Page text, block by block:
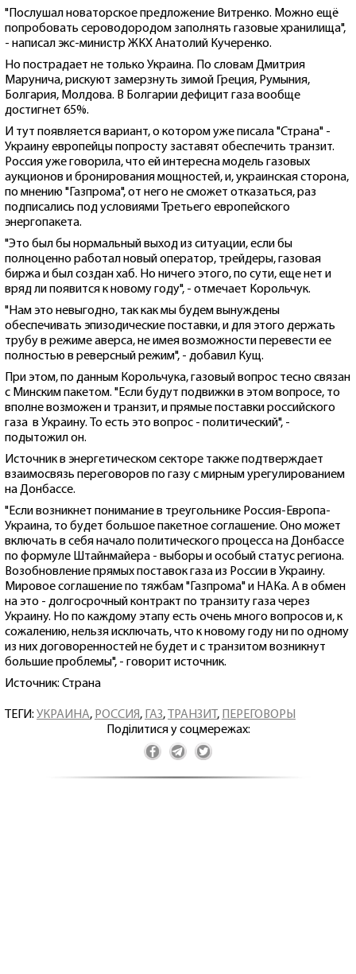
"Послушал новаторское предложение Витренко. Можно ещё
попробовать сероводородом заполнять газовые хранилища",
- написал экс-министр ЖКХ Анатолий Кучеренко.
Но пострадает не только Украина. По словам Дмитрия
Марунича, рискуют замерзнуть зимой Греция, Румыния,
Болгария, Молдова. В Болгарии дефицит газа вообще
достигнет 65%.
И тут появляется вариант, о котором уже писала "Страна" -
Украину европейцы попросту заставят обеспечить транзит.
Россия уже говорила, что ей интересна модель газовых
аукционов и бронирования мощностей, и, украинская сторона,
по мнению "Газпрома", от него не сможет отказаться, раз
подписались под условиями Третьего европейского
энергопакета.
"Это был бы нормальный выход из ситуации, если бы
полноценно работал новый оператор, трейдеры, газовая
биржа и был создан хаб. Но ничего этого, по сути, еще нет и
вряд ли появится к новому году", - отмечает Корольчук.
"Нам это невыгодно, так как мы будем вынуждены
обеспечивать эпизодические поставки, и для этого держать
трубу в режиме аверса, не имея возможности перевести ее
полностью в реверсный режим", - добавил Кущ.
При этом, по данным Корольчука, газовый вопрос тесно связан
с Минским пакетом. "Если будут подвижки в этом вопросе, то
вполне возможен и транзит, и прямые поставки российского
газа в Украину. То есть это вопрос - политический", -
подытожил он.
Источник в энергетическом секторе также подтверждает
взаимосвязь переговоров по газу с мирным урегулированием
на Донбассе.
"Если возникнет понимание в треугольнике Россия-Европа-
Украина, то будет большое пакетное соглашение. Оно может
включать в себя начало политического процесса на Донбассе
по формуле Штайнмайера - выборы и особый статус региона.
Возобновление прямых поставок газа из России в Украину.
Мировое соглашение по тяжбам "Газпрома" и НАКа. А в обмен
на это - долгосрочный контракт по транзиту газа через
Украину. Но по каждому этапу есть очень много вопросов и, к
сожалению, нельзя исключать, что к новому году ни по одному
из них договоренностей не будет и с транзитом возникнут
большие проблемы", - говорит источник.
Источник: Страна
ТЕГИ: УКРАИНА, РОССИЯ, ГАЗ, ТРАНЗИТ ,
ПЕРЕГОВОРЫ
Поділитися у соцмережах: